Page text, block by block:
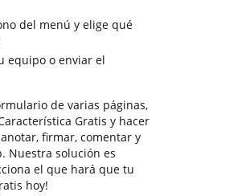
del menú y elige qué
equipo o enviar el
de varias páginas,
Gratis y hacer
firmar, comentar y
Nuestra solución es
el que hará que tu
hoy!